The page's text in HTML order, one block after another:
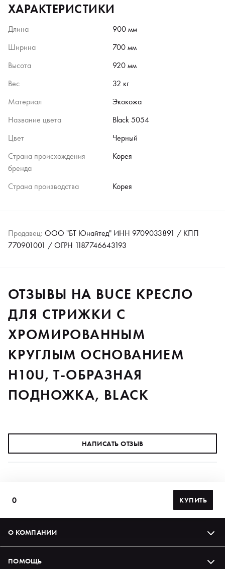
ХАРАКТЕРИСТИКИ
Длина
900 мм
Ширина
700 мм
Высота
920 мм
Вес
32 кг
Материал
Экокожа
Название цвета
Black 5054
Цвет
Черный
Страна происхождения
бренда
Корея
Страна производства Корея
Продавец: ООО "БТ Юнайтед" ИНН 9709033891 / КПП
770901001 / ОГРН 1187746643193
ОТЗЫВЫ НА BUCE КРЕСЛО
ДЛЯ СТРИЖКИ С
ХРОМИРОВАННЫМ
КРУГЛЫМ ОСНОВАНИЕМ
H10U, Т-ОБРАЗНАЯ
ПОДНОЖКА, BLACK
НАПИСАТЬ ОТЗЫВ
0 КУПИТЬ
О КОМПАНИИ
ПОМОЩЬ